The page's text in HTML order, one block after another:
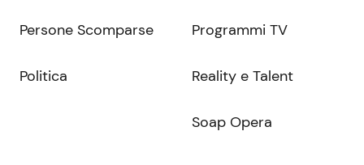
Persone Scomparse
Politica
Programmi TV
Reality e Talent
Soap Opera